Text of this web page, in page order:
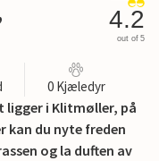
4.2
out of 5
0 Kjæledyr
i Klitmøller, på
kan du nyte freden
og la duften av